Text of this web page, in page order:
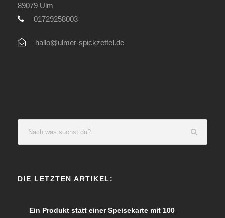
89079 Ulm
01729258003
hallo@ulmer-spickzettel.de
DIE LETZTEN ARTIKEL:
Ein Produkt statt einer Speisekarte mit 100